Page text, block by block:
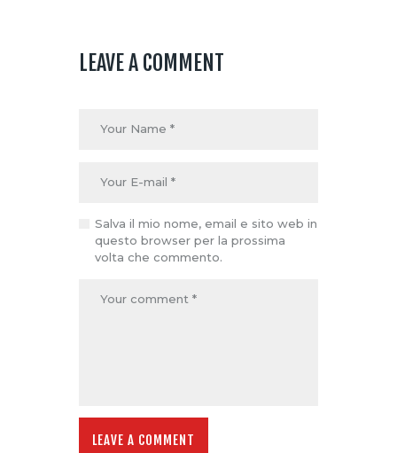
LEAVE A COMMENT
Salva il mio nome, email e sito web in
questo browser per la prossima
volta che commento.